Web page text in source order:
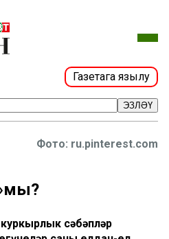
Газетага язылу
ЭЗЛӘҮ
Фото: ru.pinterest.com
сәбәпләр